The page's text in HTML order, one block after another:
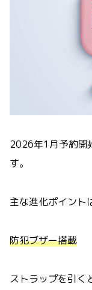
2026年1月予約開
す。
主な進化ポイント
防犯ブザー搭載
ストラップを引く